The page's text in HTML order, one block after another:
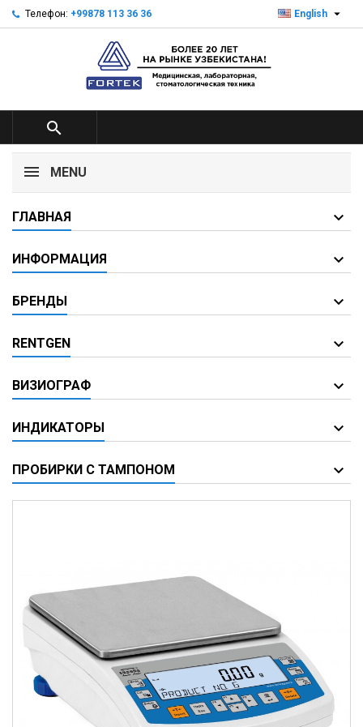
Телефон: +99878 113 36 36 English 

MENU
ГЛАВНАЯ
ИНФОРМАЦИЯ
БРЕНДЫ
RENTGEN
ВИЗИОГРАФ
ИНДИКАТОРЫ
ПРОБИРКИ С ТАМПОНОМ